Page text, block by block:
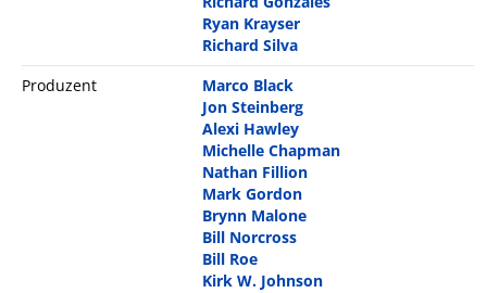
Ryan Krayser
Richard Silva
Produzent
Marco Black
Jon Steinberg
Alexi Hawley
Michelle Chapman
Nathan Fillion
Mark Gordon
Brynn Malone
Bill Norcross
Bill Roe
Kirk W. Johnson